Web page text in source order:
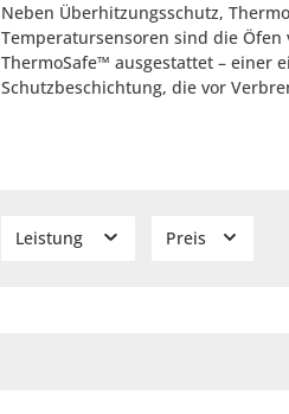
Neben Überhitzungsschutz,
Temperatursensoren sind die Öfen
ThermoSafe™ ausgestattet – einer
Schutzbeschichtung, die vor
Leistung Preis